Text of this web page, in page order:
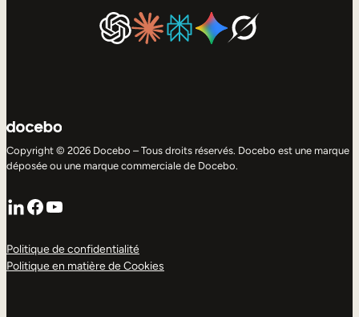
Copyright © 2026 Docebo – Tous droits réservés. Docebo est une marque
déposée ou une marque commerciale de Docebo.
LinkedIn
Facebook
YouTube
Politique de confidentialité
Politique en matière de Cookies